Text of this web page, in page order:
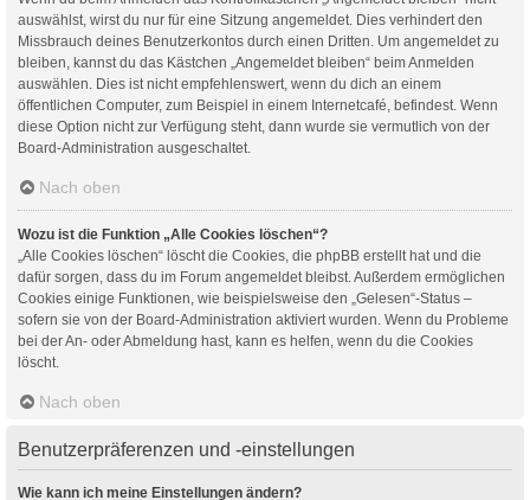
auswählst, wirst du nur für eine Sitzung angemeldet. Dies verhindert den
Missbrauch deines Benutzerkontos durch einen Dritten. Um angemeldet zu
bleiben, kannst du das Kästchen „Angemeldet bleiben“ beim Anmelden
auswählen. Dies ist nicht empfehlenswert, wenn du dich an einem
öffentlichen Computer, zum Beispiel in einem Internetcafé, befindest. Wenn
diese Option nicht zur Verfügung steht, dann wurde sie vermutlich von der
Board-Administration ausgeschaltet.
Nach oben
Wozu ist die Funktion „Alle Cookies löschen“?
„Alle Cookies löschen“ löscht die Cookies, die phpBB erstellt hat und die
dafür sorgen, dass du im Forum angemeldet bleibst. Außerdem ermöglichen
Cookies einige Funktionen, wie beispielsweise den „Gelesen“-Status –
sofern sie von der Board-Administration aktiviert wurden. Wenn du Probleme
bei der An- oder Abmeldung hast, kann es helfen, wenn du die Cookies
löscht.
Nach oben
Benutzerpräferenzen und -einstellungen
Wie kann ich meine Einstellungen ändern?